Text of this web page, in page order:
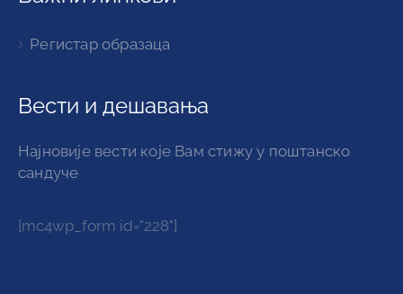
Регистар образаца
Вести и дешавања
Најновије вести које Вам стижу у поштанско
сандуче
[mc4wp_form id="228"]